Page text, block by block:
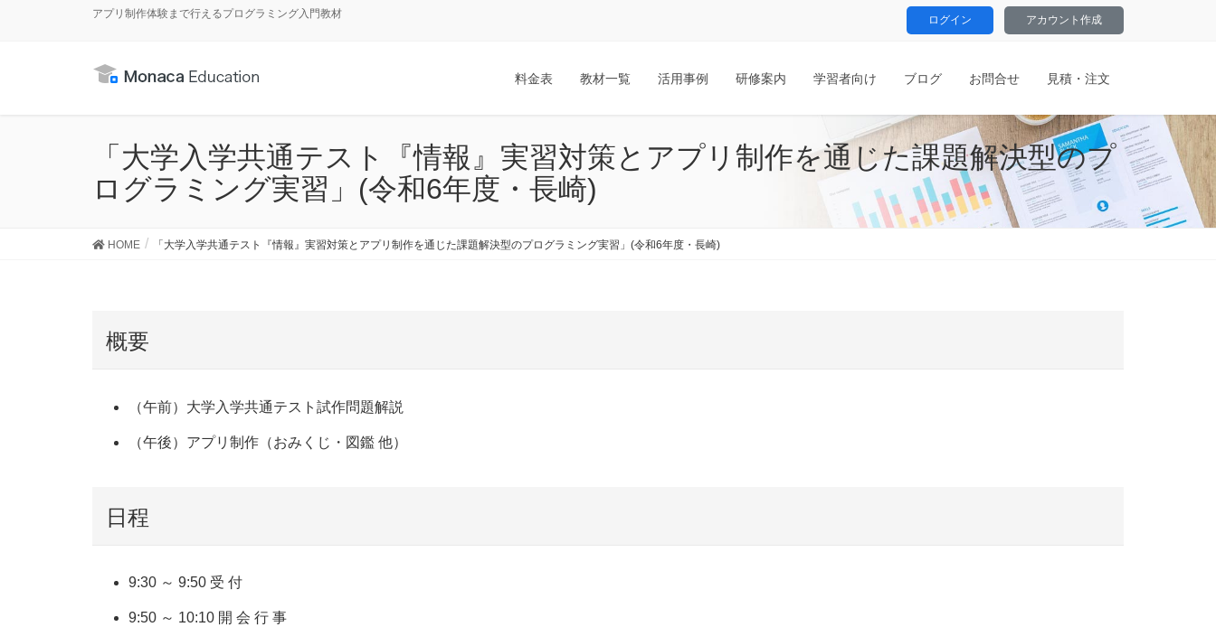
アプリ制作体験まで行えるプログラミング入門教材 ログイン アカウント作成
料金表 教材一覧 活用事例 研修案内 学習者向け ブログ お問合せ 見積・注文
「大学入学共通テスト『情報』実習対策とアプリ制作を通じた課題解決型のプ
ログラミング実習」(令和6年度・長崎)
HOME 「大学入学共通テスト『情報』実習対策とアプリ制作を通じた課題解決型のプログラミング実習」(令和6年度・長崎)
概要
（午前）大学入学共通テスト試作問題解説
（午後）アプリ制作（おみくじ・図鑑 他）
日程
9:30 ～ 9:50 受 付
9:50 ～ 10:10 開 会 行 事